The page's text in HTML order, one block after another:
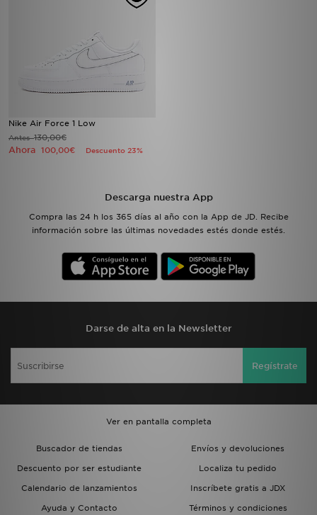
Nike Air Force 1 Low
Antes130,00€
Ahora 100,00€ Descuento 23%
Descarga nuestra App
Compra las 24 h los 365 días al año con la App de JD. Recibe
información sobre las últimas novedades estés donde estés.
Darse de alta en la Newsletter
Regístrate
Ver en pantalla completa
Buscador de tiendas
Envíos y devoluciones
Descuento por ser estudiante
Localiza tu pedido
Calendario de lanzamientos
Inscríbete gratis a JDX
Ayuda y Contacto
Términos y condiciones